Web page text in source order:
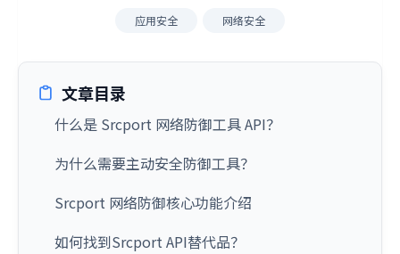
应用安全 网络安全
文章目录
什么是 Srcport 网络防御工具 API？
为什么需要主动安全防御工具？
Srcport 网络防御核心功能介绍
如何找到Srcport API替代品？